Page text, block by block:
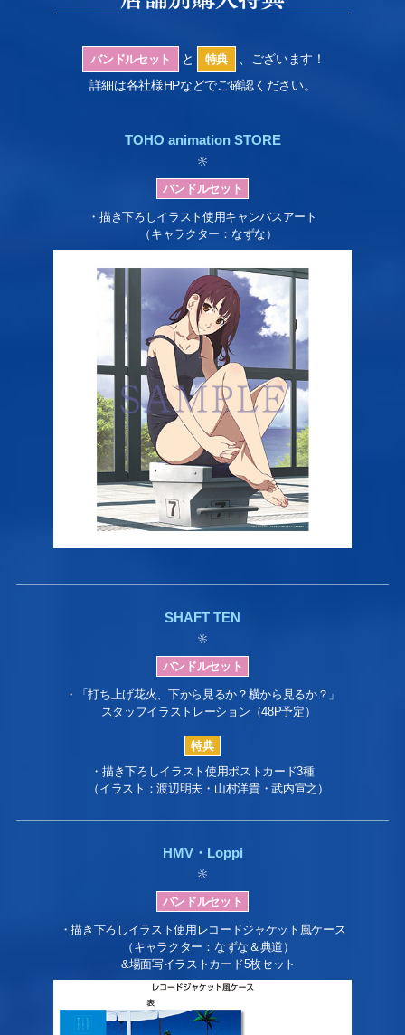
バンドルセット と 特典
、ございます！
詳細は各社様HPなどでご確認ください。
TOHO animation STORE
・描き下ろしイラスト使用キャンバスアート
（キャラクター：なずな）
SHAFT TEN
・「打ち上げ花火、下から見るか？横から見るか？」
スタッフイラストレーション（48P予定）
・描き下ろしイラスト使用ポストカード3種
（イラスト：渡辺明夫・山村洋貴・武内宣之）
HMV・Loppi
・描き下ろしイラスト使用レコードジャケット風ケース
（キャラクター：なずな＆典道）
&場面写イラストカード5枚セット